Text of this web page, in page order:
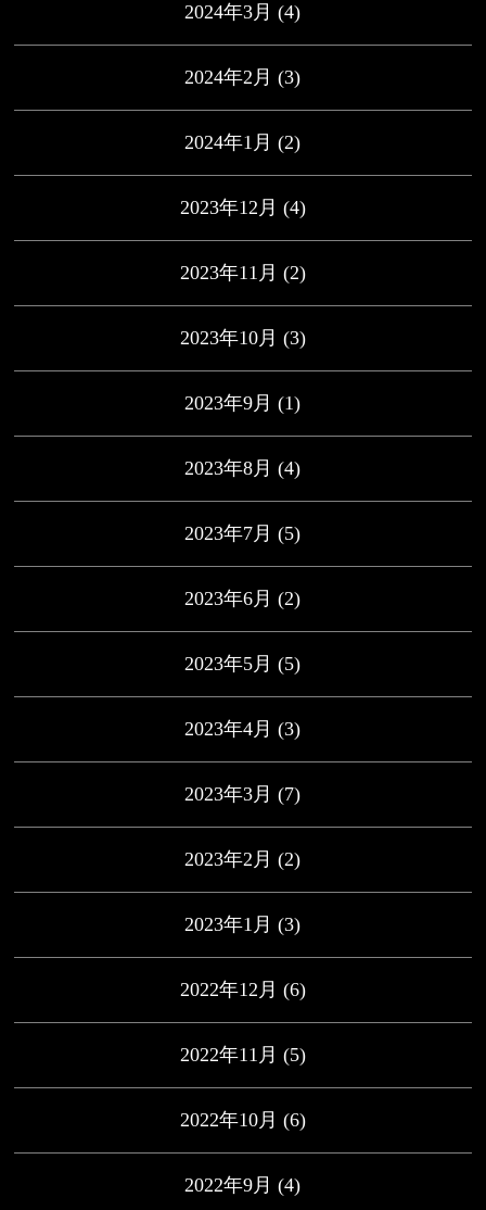
2024年3月 (4)
2024年2月 (3)
2024年1月 (2)
2023年12月 (4)
2023年11月 (2)
2023年10月 (3)
2023年9月 (1)
2023年8月 (4)
2023年7月 (5)
2023年6月 (2)
2023年5月 (5)
2023年4月 (3)
2023年3月 (7)
2023年2月 (2)
2023年1月 (3)
2022年12月 (6)
2022年11月 (5)
2022年10月 (6)
2022年9月 (4)